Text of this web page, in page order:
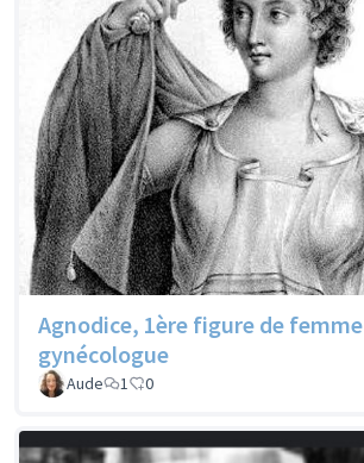
Agnodice, 1ère figure de femme
gynécologue
Aude 1 0